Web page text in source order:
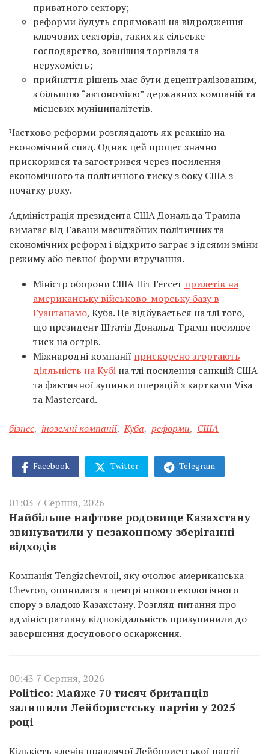
приватного сектору;
реформи будуть спрямовані на відродження
ключових секторів, таких як сільське
господарство, зовнішня торгівля та
нерухомість;
прийняття рішень має бути децентралізованим,
з більшою “автономією” державних компаній та
місцевих муніципалітетів.
Частково реформи розглядають як реакцію на
економічний спад. Однак цей процес значно
прискорився та загострився через посилення
економічного та політичного тиску з боку США з
початку року.
Адміністрація президента США Дональда Трампа
вимагає від Гавани масштабних політичних та
економічних реформ і відкрито заграє з ідеями зміни
режиму або певної форми втручання.
Міністр оборони США Піт Гегсет прилетів на
американську військово-морську базу в
Гуантанамо, Куба. Це відбувається на тлі того,
що президент Штатів Дональд Трамп посилює
тиск на острів.
Міжнародні компанії прискорено згортають
діяльність на Кубі на тлі посилення санкцій США
та фактичної зупинки операцій з картками Visa
та Mastercard.
бізнес, іноземні компанії, Куба, реформи, США
Facebook Twitter Telegram
01:03 7 Серпня, 2026
Найбільше нафтове родовище Казахстану
звинуватили у незаконному зберіганні
відходів
Компанія Tengizchevroil, яку очолює американська
Chevron, опинилася в центрі нового екологічного
спору з владою Казахстану. Розгляд питання про
адміністративну відповідальність призупинили до
завершення досудового оскарження.
00:43 7 Серпня, 2026
Politico: Майже 70 тисяч британців
залишили Лейбористську партію у 2025
році
Кількість членів правлячої Лейбористської партії